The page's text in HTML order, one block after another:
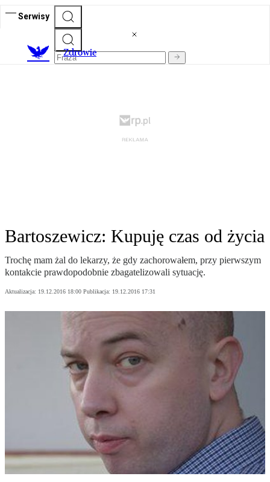
Serwisy
Zdrowie
Bartoszewicz: Kupuję czas od życia
Trochę mam żal do lekarzy, że gdy zachorowałem, przy pierwszym
kontakcie prawdopodobnie zbagatelizowali sytuację.
Aktualizacja: 19.12.2016 18:00 Publikacja: 19.12.2016 17:31